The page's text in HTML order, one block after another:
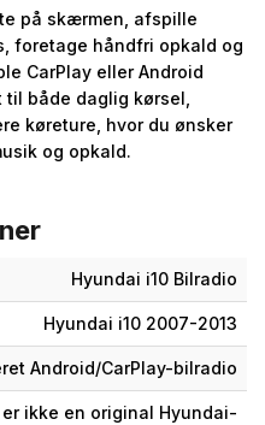
på skærmen, afspille
foretage håndfri opkald og
CarPlay eller Android
både daglig kørsel,
køreture, hvor du ønsker
og opkald.
Hyundai i10 Bilradio
Hyundai i10 2007-2013
Android/CarPlay-bilradio
ikke en original Hyundai-